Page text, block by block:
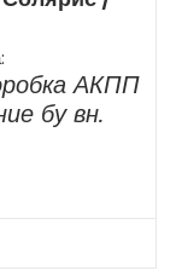
АКПП
бу вн.